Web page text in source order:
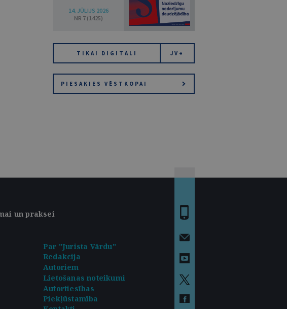
14. JŪLIJS 2026
NR 7 (1425)
TIKAI DIGITĀLI JV+
PIESAKIES VĒSTKOPAI
un praksei
Par "Jurista Vārdu"
Redakcija
Autoriem
Lietošanas noteikumi
Autortiesības
Piekļūstamība